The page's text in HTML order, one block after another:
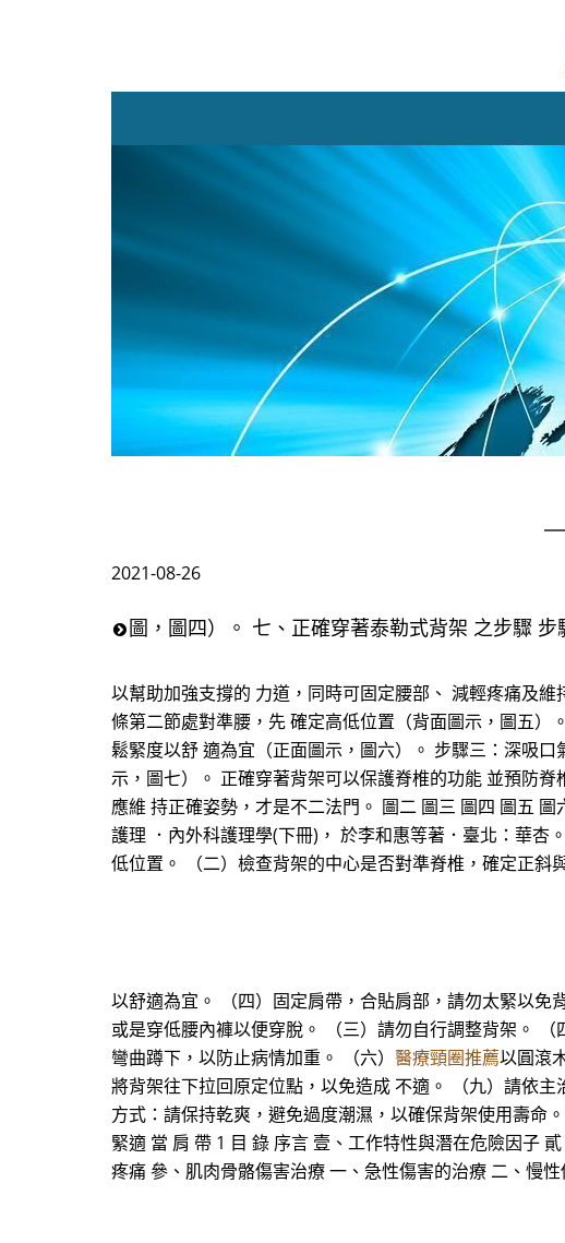
2021-08-26
圖，圖四）。 七、正確穿著泰勒式背架 之步驟
以幫助加強支撐的 力道，同時可固定腰部、 減輕疼痛及
條第二節處對準腰，先 確定高低位置（背面圖示，圖五
鬆緊度以舒 適為宜（正面圖示，圖六）。 步驟三：深吸
示，圖七）。 正確穿著背架可以保護脊椎的功能 並預防
應維 持正確姿勢，才是不二法門。 圖二 圖三 圖四 圖五
護理 ．內外科護理學(下冊)， 於李和惠等著．臺北：華杏
低位置。 （二）檢查背架的中心是否對準脊椎，確定正斜
以舒適為宜。 （四）固定肩帶，合貼肩部，請勿太緊以免
或是穿低腰內褲以便穿脫。 （三）請勿自行調整背架。
彎曲蹲下，以防止病情加重。 （六） 醫療頸圈推薦以圓滾
將背架往下拉回原定位點，以免造成 不適。 （九）請依
方式：請保持乾爽，避免過度潮濕，以確保背架使用壽命
緊適 當 肩 帶 1 目 錄 序言 壹、工作特性與潛在危險因子
疼痛 參、肌肉骨骼傷害治療 一、急性傷害的治療 二、慢